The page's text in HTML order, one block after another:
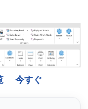
今すぐ